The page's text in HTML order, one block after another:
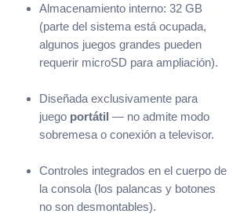
Almacenamiento interno: 32 GB
(parte del sistema está ocupada,
algunos juegos grandes pueden
requerir microSD para ampliación).
Diseñada exclusivamente para
juego portátil — no admite modo
sobremesa o conexión a televisor.
Controles integrados en el cuerpo de
la consola (los palancas y botones
no son desmontables).